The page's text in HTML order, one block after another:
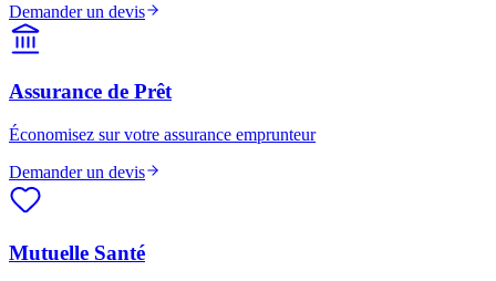
Demander un devis
Assurance de Prêt
Économisez sur votre assurance emprunteur
Demander un devis
Mutuelle Santé